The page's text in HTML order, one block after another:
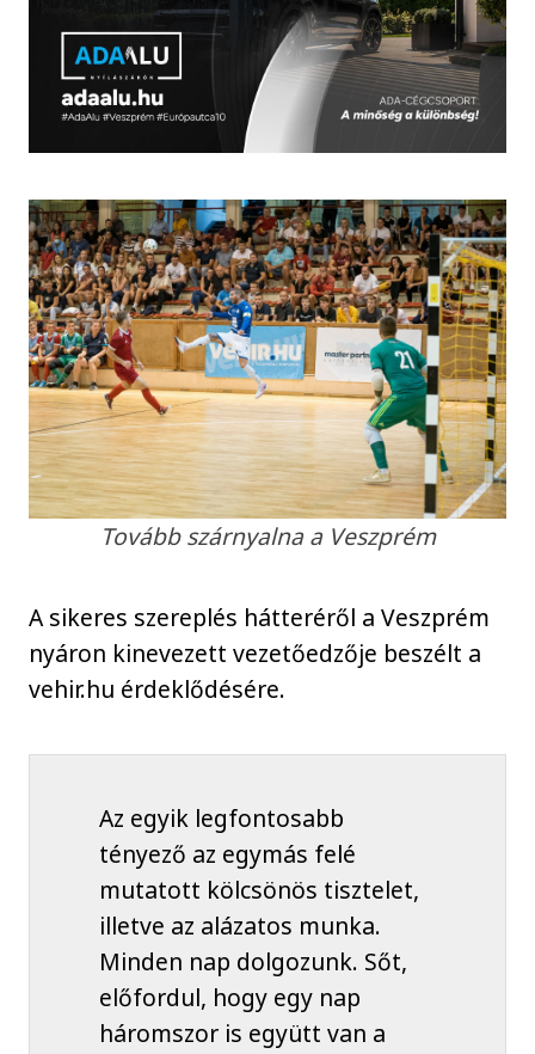
Tovább szárnyalna a Veszprém
A sikeres szereplés hátteréről a Veszprém
nyáron kinevezett vezetőedzője beszélt a
vehir.hu érdeklődésére.
Az egyik legfontosabb
tényező az egymás felé
mutatott kölcsönös tisztelet,
illetve az alázatos munka.
Minden nap dolgozunk. Sőt,
előfordul, hogy egy nap
háromszor is együtt van a